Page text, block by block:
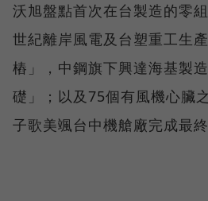
沃旭盤點首次在台製造的零
世紀離岸風電及台塑重工生
樁」，中鋼旗下興達海基製
礎」；以及75個有風機心臟
子歌美颯台中機艙廠完成最終